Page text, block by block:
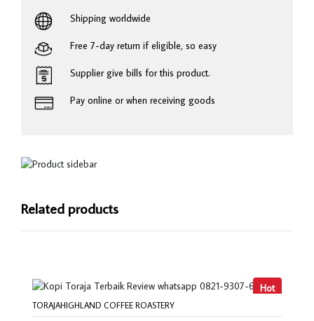
Shipping worldwide
Free 7-day return if eligible, so easy
Supplier give bills for this product.
Pay online or when receiving goods
Related products
Hot
TORAJAHIGHLAND COFFEE ROASTERY